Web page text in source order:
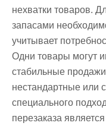
нехватки товаров.
запасами
учитывает
Одни товары могут
стабильные
нестандартные или
специального
перезаказа